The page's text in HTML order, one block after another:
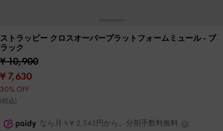
ストラッピー クロスオーバープラットフォームミュール- ブ
ラック
¥ 10,900
¥ 7,630
30% OFF
(税込)
なら月々¥ 2,543円から。分割手数料無料